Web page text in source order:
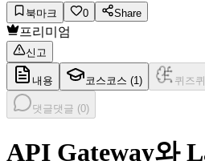
북마크 0 Share
프리미엄
신고
내용 코스 코스 (1 ) 퀴즈
댓글댓글 (0)
API Gateway와